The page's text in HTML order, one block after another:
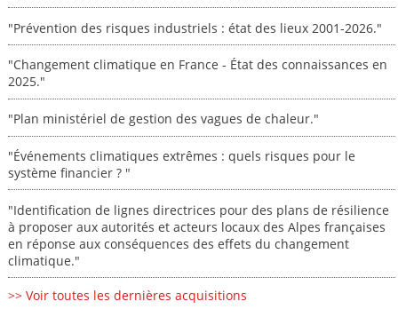
"Prévention des risques industriels : état des lieux 2001-2026."
"Changement climatique en France - État des connaissances en
2025."
"Plan ministériel de gestion des vagues de chaleur."
"Événements climatiques extrêmes : quels risques pour le
système financier ? "
"Identification de lignes directrices pour des plans de résilience
à proposer aux autorités et acteurs locaux des Alpes françaises
en réponse aux conséquences des effets du changement
climatique."
>> Voir toutes les dernières acquisitions